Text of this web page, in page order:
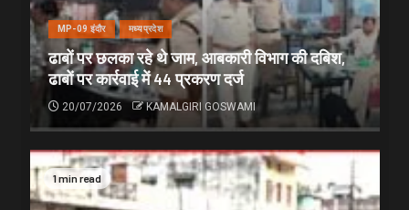
MP-09 इंदौर मध्यप्रदेश
ढाबों पर छलका रहे थे जाम, आबकारी विभाग की दबिश,
ढाबों पर कार्रवाई में 44 प्रकरण दर्ज
20/07/2026 KAMALGIRI GOSWAMI
1 min read